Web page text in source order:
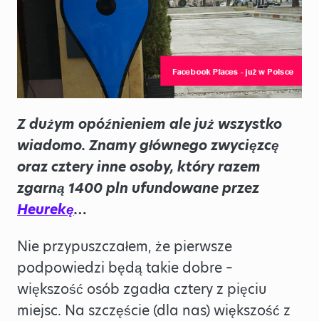
Z dużym opóźnieniem ale już wszystko
wiadomo. Znamy głównego zwycięzcę
oraz cztery inne osoby, który razem
zgarną 1400 pln ufundowane przez
Heurekę…
Nie przypuszczałem, że pierwsze
podpowiedzi będą takie dobre –
większość osób zgadła cztery z pięciu
miejsc. Na szczęście (dla nas) większość z